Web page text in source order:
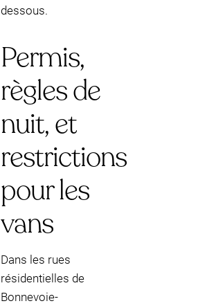
dessous.
Permis,
règles de
nuit, et
restrictions
pour les
vans
Dans les rues
résidentielles de
Bonnevoie-